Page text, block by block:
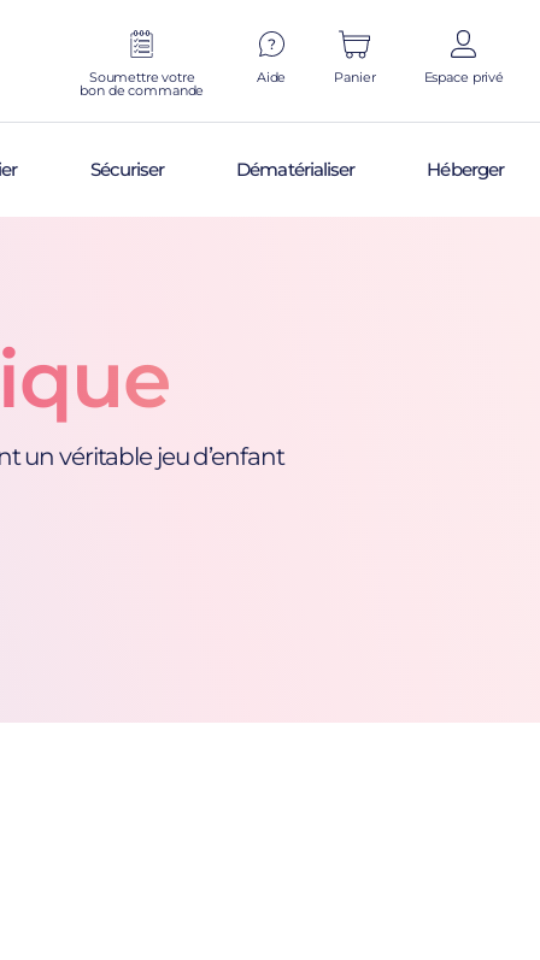
Soumettre votre
bon de commande
Aide Panier Espace privé
Sécuriser Dématérialiser Héberger
un véritable jeu d’enfant